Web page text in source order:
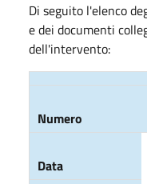
Di seguito l'elenco
e dei documenti
dell'intervento:
Numero
Data